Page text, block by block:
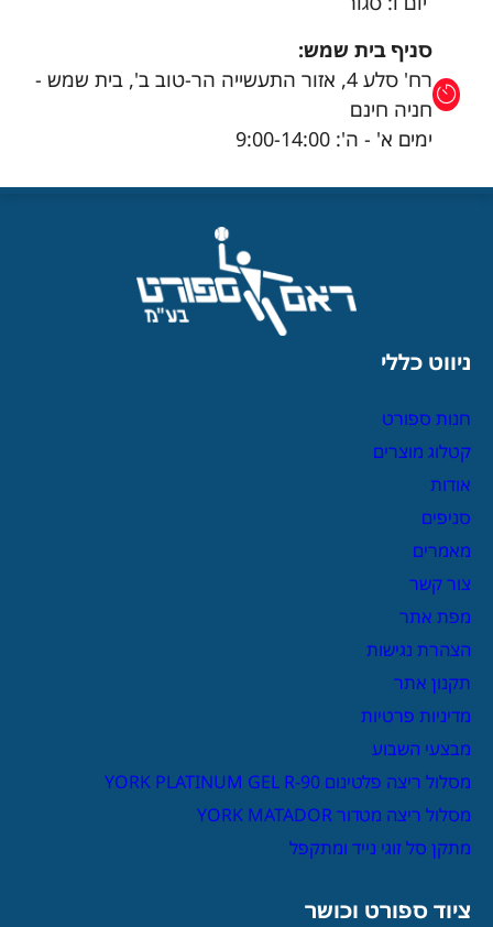
סניף בית שמש:
רח' סלע 4, אזור התעשייה הר-טוב ב', בית שמש -
חניה חינם
ימים א' - ה': 9:00-14:00
ניווט כללי
חנות ספורט
קטלוג מוצרים
אודות
סניפים
מאמרים
צור קשר
מפת אתר
הצהרת נגישות
תקנון אתר
מדיניות פרטיות
מבצעי השבוע
מסלול ריצה פלטינום YORK PLATINUM GEL R-90
מסלול ריצה מטדור YORK MATADOR
מתקן סל זוגי נייד ומתקפל
ציוד ספורט וכושר